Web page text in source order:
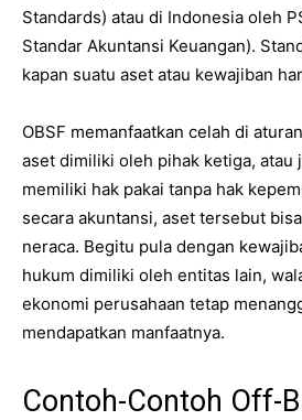
Standards) atau di Indonesia oleh
Standar Akuntansi Keuangan).
kapan suatu aset atau kewajiban
OBSF memanfaatkan celah di
aset dimiliki oleh pihak ketiga, atau
memiliki hak pakai tanpa hak
secara akuntansi, aset tersebut
neraca. Begitu pula dengan
hukum dimiliki oleh entitas lain,
ekonomi perusahaan tetap
mendapatkan manfaatnya.
Contoh-Contoh Off-